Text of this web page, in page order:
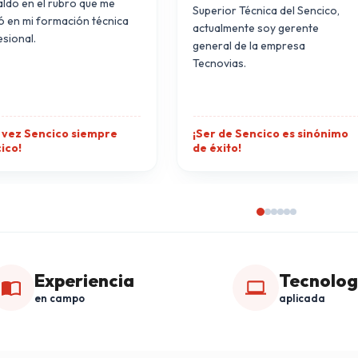
en el rubro que me
en mi formación técnica
vez Sencico siempre
Superior Técnica del Sencico,
actualmente soy gerente
general de la empresa
Tecnovias.
¡Ser de Sencico es sinónimo
de éxito!
Experiencia
en campo aplicada